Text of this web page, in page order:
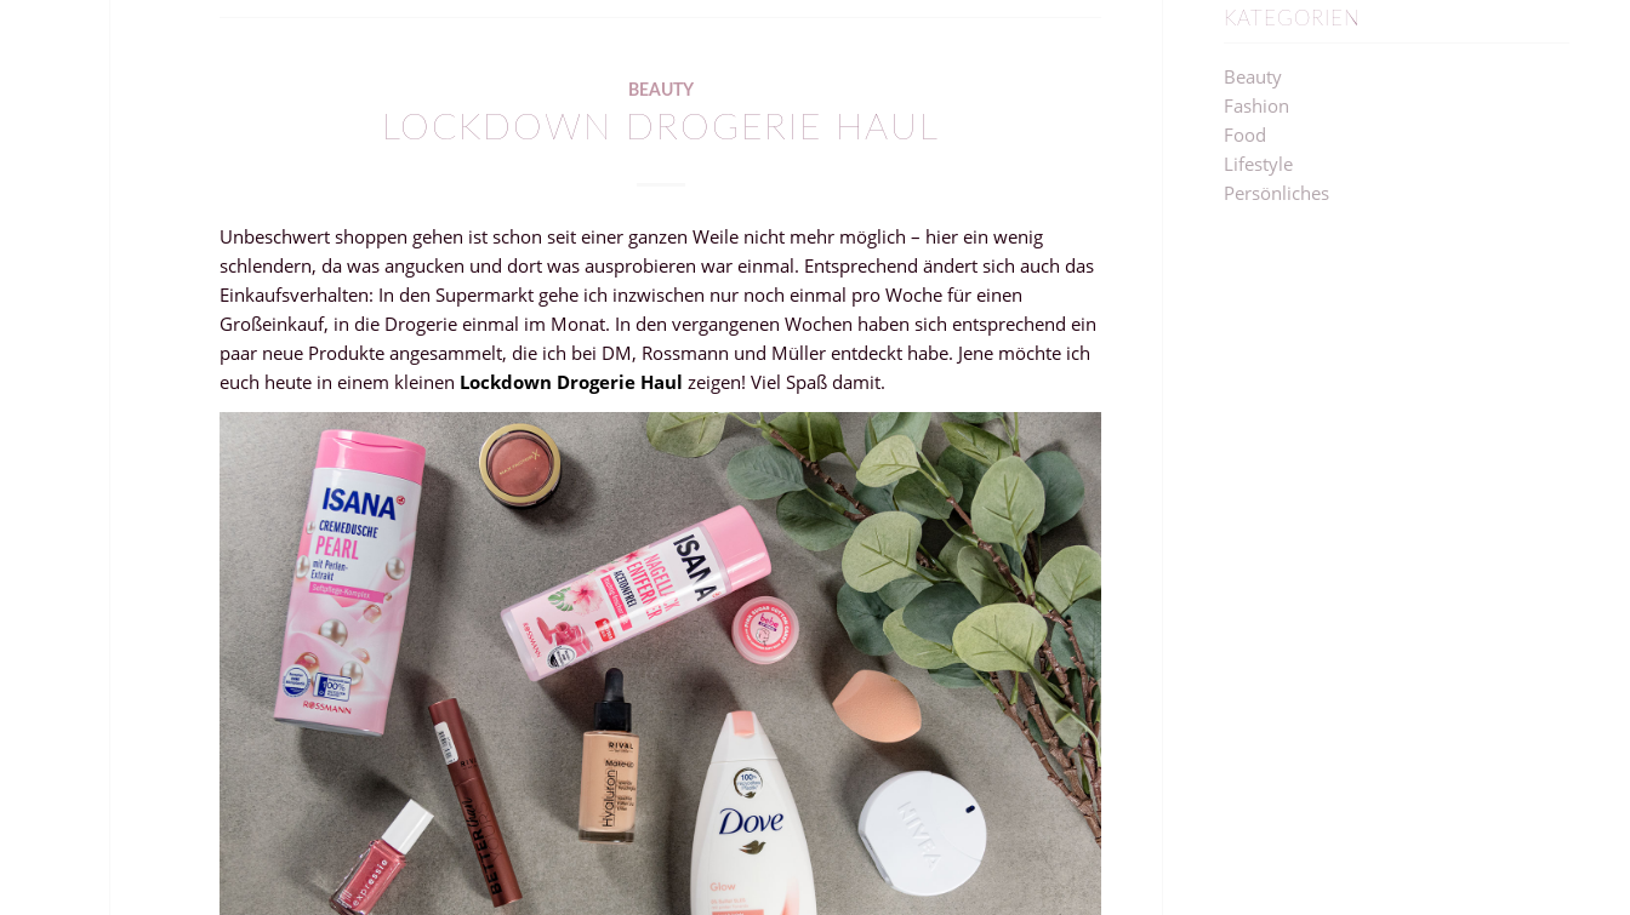
BEAUTY
LOCKDOWN DROGERIE HAUL
Unbeschwert shoppen gehen ist schon seit einer ganzen Weile nicht mehr möglich – hier ein wenig
schlendern, da was angucken und dort was ausprobieren war einmal. Entsprechend ändert sich auch das
Einkaufsverhalten: In den Supermarkt gehe ich inzwischen nur noch einmal pro Woche für einen
Großeinkauf, in die Drogerie einmal im Monat. In den vergangenen Wochen haben sich entsprechend ein
paar neue Produkte angesammelt, die ich bei DM, Rossmann und Müller entdeckt habe. Jene möchte ich
euch heute in einem kleinen Lockdown Drogerie Haul zeigen! Viel Spaß damit.
KATEGORIEN
Beauty
Fashion
Food
Lifestyle
Persönliches